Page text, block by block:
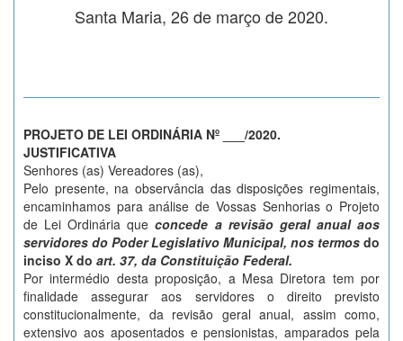
Santa Maria, 26 de março de 2020.
PROJETO DE LEI ORDINÁRIA Nº ___/2020.
JUSTIFICATIVA
Senhores (as) Vereadores (as),
Pelo presente, na observância das disposições regimentais,
encaminhamos para análise de Vossas Senhorias o Projeto
de Lei Ordinária que concede a revisão geral anual aos
servidores do Poder Legislativo Municipal, nos termos do
inciso X do art. 37, da Constituição Federal.
Por intermédio desta proposição, a Mesa Diretora tem por
finalidade assegurar aos servidores o direito previsto
constitucionalmente, da revisão geral anual, assim como,
extensivo aos aposentados e pensionistas, amparados pela